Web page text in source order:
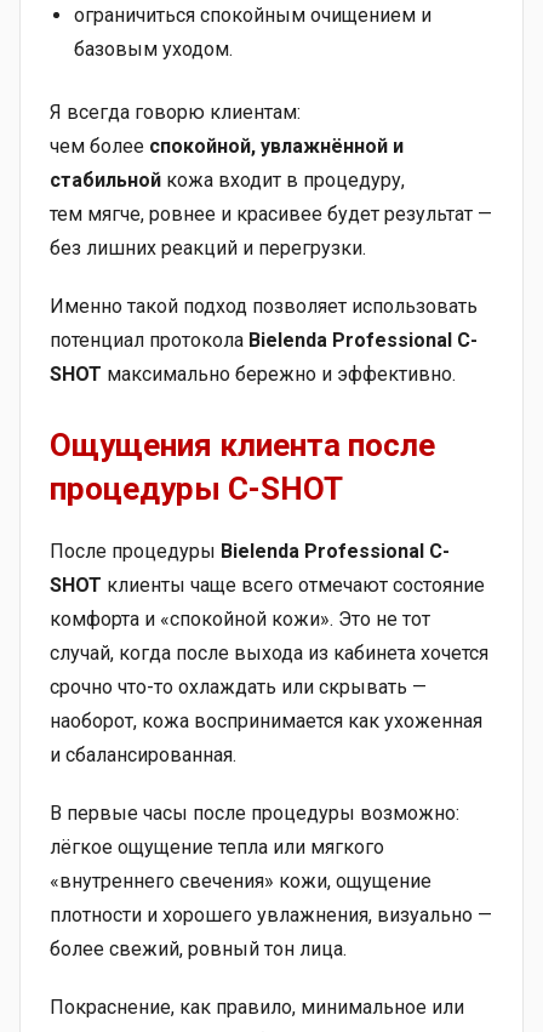
ограничиться спокойным очищением и
базовым уходом.
Я всегда говорю клиентам:
чем более спокойной, увлажнённой и
стабильной кожа входит в процедуру,
тем мягче, ровнее и красивее будет результат —
без лишних реакций и перегрузки.
Именно такой подход позволяет использовать
потенциал протокола Bielenda Professional C-
SHOT максимально бережно и эффективно.
Ощущения клиента после
процедуры C-SHOT
После процедуры Bielenda Professional C-
SHOT клиенты чаще всего отмечают состояние
комфорта и «спокойной кожи». Это не тот
случай, когда после выхода из кабинета хочется
срочно что-то охлаждать или скрывать —
наоборот, кожа воспринимается как ухоженная
и сбалансированная.
В первые часы после процедуры возможно:
лёгкое ощущение тепла или мягкого
«внутреннего свечения» кожи, ощущение
плотности и хорошего увлажнения, визуально —
более свежий, ровный тон лица.
Покраснение, как правило, минимальное или